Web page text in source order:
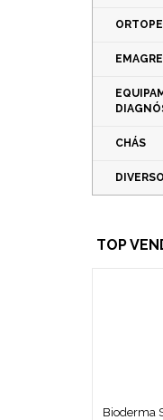
CHÁS
TOP
Bioderma